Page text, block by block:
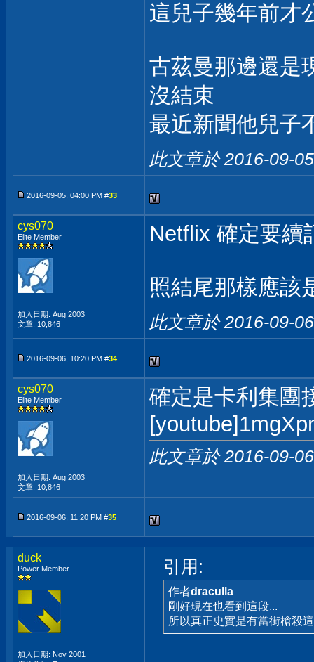
這兒子幾年前才
古茲曼那邊還是
沒結束
最近新聞他兒子
此文章於 2016-09-
2016-09-05, 04:00 PM #33
cys070
Elite Member
加入日期: Aug 2003
文章: 10,846
Netflix 確定要續
照結尾那樣應該
此文章於 2016-09-
2016-09-06, 10:20 PM #34
cys070
Elite Member
加入日期: Aug 2003
文章: 10,846
確定是卡利集團
此文章於 2016-09-
2016-09-06, 11:20 PM #35
duck
Power Member
加入日期: Nov 2001
引用:
作者draculla
剛好現在也看到這段...
所以真正史實是有當街槍殺